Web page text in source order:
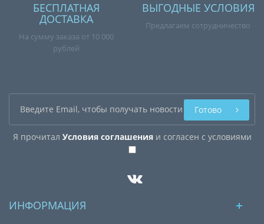
БЕСПЛАТНАЯ
ДОСТАВКА
На сумму заказа от 10 000
рублей
ВЫГОДНЫЕ УСЛОВИЯ
Предлагаем сотрудничество
Я прочитал Условия соглашенияи согласен с условиями
Готово
ИНФОРМАЦИЯ